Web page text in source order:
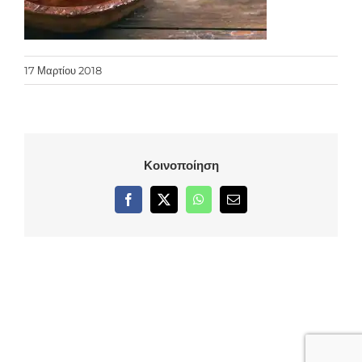
17 Μαρτίου 2018
Κοινοποίηση
Facebook
X WhatsApp
Email